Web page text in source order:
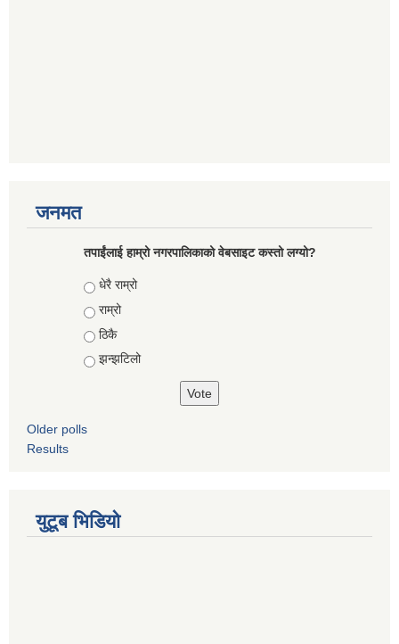
जनमत
तपाईंलाई हाम्रो नगरपालिकाको वेबसाइट कस्तो लग्यो?
Choices
धेरै राम्रो
राम्रो
ठिकै
झन्झटिलो
Older polls
Results
युटूब भिडियो